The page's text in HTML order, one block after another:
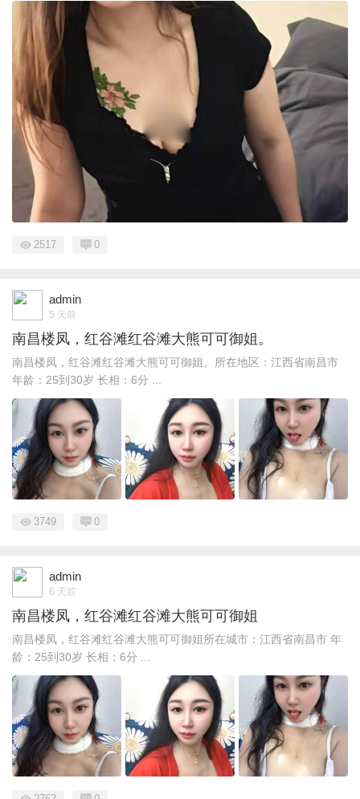
2517 0
admin
5 天前
南昌楼凤，红谷滩红谷滩大熊可可御姐。
南昌楼凤，红谷滩红谷滩大熊可可御姐。所在地区：江西省南昌市
年龄：25到30岁 长相：6分 ...
3749 0
admin
6 天前
南昌楼凤，红谷滩红谷滩大熊可可御姐
南昌楼凤，红谷滩红谷滩大熊可可御姐所在城市：江西省南昌市 年
龄：25到30岁 长相：6分 ...